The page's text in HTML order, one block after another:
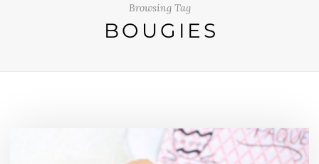
Browsing Tag
BOUGIES